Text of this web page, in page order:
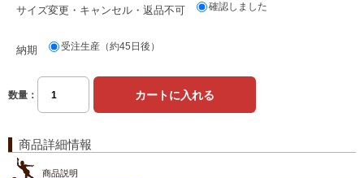
サイズ変更・キャンセル・返品不可 確認しました
納期 受注生産（約45日後）
数量：
商品詳細情報
商品説明